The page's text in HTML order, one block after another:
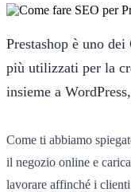
Prestashop è uno
più utilizzati per la
insieme a
Come ti abbiamo
il negozio online e
lavorare affinché i